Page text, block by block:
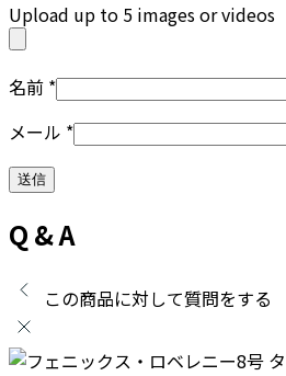
Upload up to 5 images or videos
名前 *
メール *
Q & A
この商品に対して質問をする